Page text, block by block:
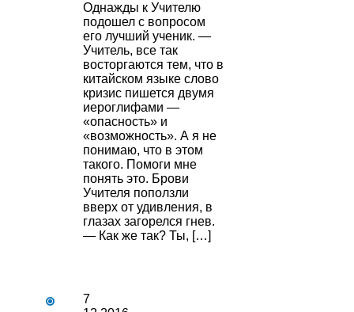
Однажды к Учителю
подошел с вопросом
его лучший ученик. —
Учитель, все так
восторгаются тем, что в
китайском языке слово
кризис пишется двумя
иероглифами —
«опасность» и
«возможность». А я не
понимаю, что в этом
такого. Помоги мне
понять это. Брови
Учителя поползли
вверх от удивления, в
глазах загорелся гнев.
— Как же так? Ты, […]
7